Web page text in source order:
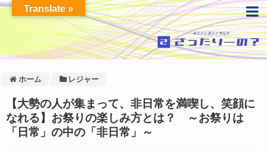
ホーム レジャー
【大勢の人が集まって、非日常を満喫し、笑顔に
なれる】お祭りの楽しみ方とは？ ～お祭りは
「日常」の中の「非日常」～
Translate »